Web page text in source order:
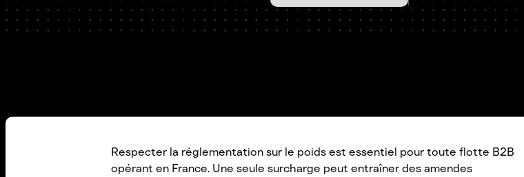
Respecter la réglementation sur le poids est essentiel pour toute flotte B2B
opérant en France. Une seule surcharge peut entraîner des amendes